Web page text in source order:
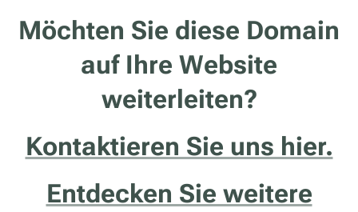
Möchten Sie diese Domain
auf Ihre Website
weiterleiten?
Kontaktieren Sie uns hier.
Entdecken Sie weitere